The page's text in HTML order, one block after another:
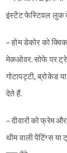
इंस्टेंट फेस्टिवल लुक
- होम डेकोर को
मेकओवर. सोफे पर
गोटापट्टी, ब्रोकेड
देते हैं.
- दीवारों को फ्रेम
थीम वाली पेंटिंग्स